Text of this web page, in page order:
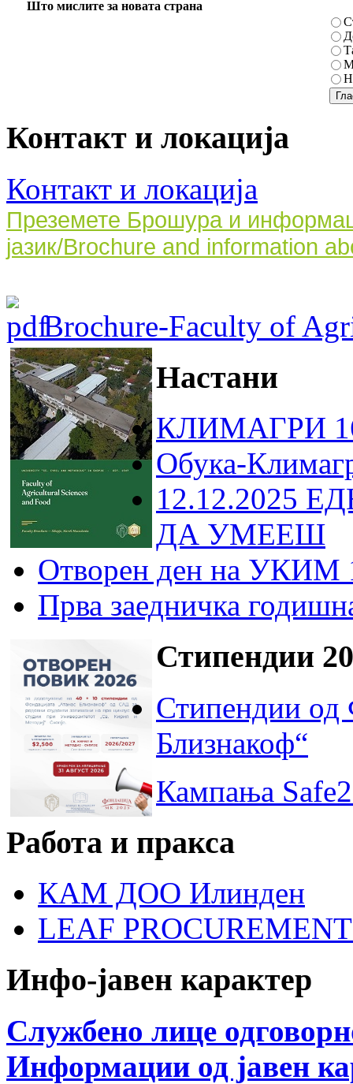
Што мислите за новата страна
Контакт и локација
Контакт и локација
Преземете Брошура и
јазик/Brochure and information
Brochure-Faculty of
Настани
КЛИМАГРИ
Обука-
12.12.2025
ДА УМЕЕШ
Отворен ден на УКИМ
Прва заедничка
Стипендии
Стипендии од
Близнакоф“
Кампања
Работа и пракса
КАМ ДОО Илинден
LEAF
Инфо-јавен карактер
Службено лице
Информации од јавен